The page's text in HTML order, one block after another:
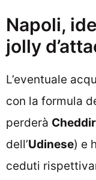
Napoli,
jolly
L’eventuale
con la formula
perderà
dell’Udinese) e
ceduti